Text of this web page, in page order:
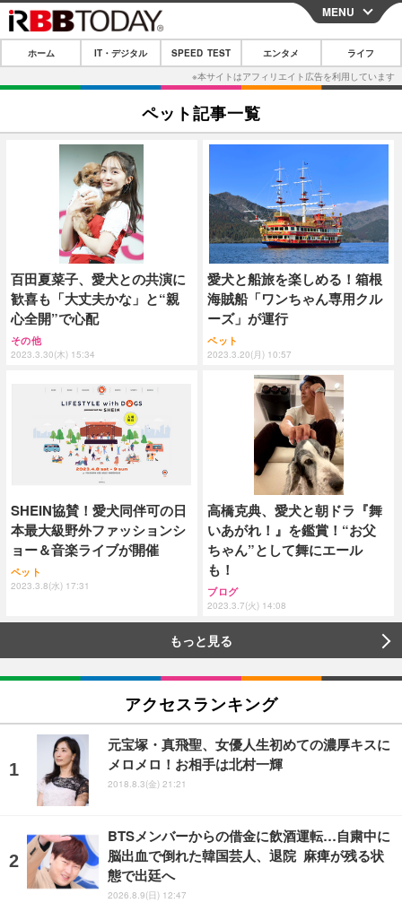
CLOSE
ホーム
IT・デジタルTOP スマートフォン
ネタ ガジェット・ツール
ショッピング その他
SPEED TEST
エンタメTOP 映画・ドラマ
韓流・K-POP 韓国・芸能
音楽 スポーツ
グラビア ブログ
ショッピング その他
ライフTOP グルメ
ペット ショッピング
その他
リリース一覧
プッシュ通知の停止方法
MENU
ホーム IT・デジタル SPEED TEST エンタメ ライフ
ペット記事一覧
百田夏菜子、愛犬との共演に
歓喜も「大丈夫かな」と“親
心全開”で心配
その他
2023.3.30(木) 15:34
愛犬と船旅を楽しめる！箱根
海賊船「ワンちゃん専用クル
ーズ」が運行
ペット
2023.3.20(月) 10:57
SHEIN協賛！愛犬同伴可の日
本最大級野外ファッションシ
ョー＆音楽ライブが開催
ペット
2023.3.8(水) 17:31
高橋克典、愛犬と朝ドラ『舞
いあがれ！』を鑑賞！“お父
ちゃん”として舞にエール
も！
ブログ
2023.3.7(火) 14:08
もっと見る
アクセスランキング
元宝塚・真飛聖、女優人生初めての濃厚キスに
メロメロ！お相手は北村一輝
2018.8.3(金) 21:21
BTSメンバーからの借金に飲酒運転…自粛中に
脳出血で倒れた韓国芸人、退院 麻痺が残る状
態で出廷へ
2026.8.9(日) 12:47